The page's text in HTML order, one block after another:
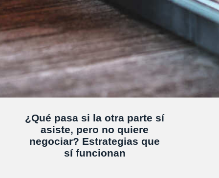
¿Qué pasa si la otra parte sí
asiste, pero no quiere
negociar? Estrategias que
sí funcionan